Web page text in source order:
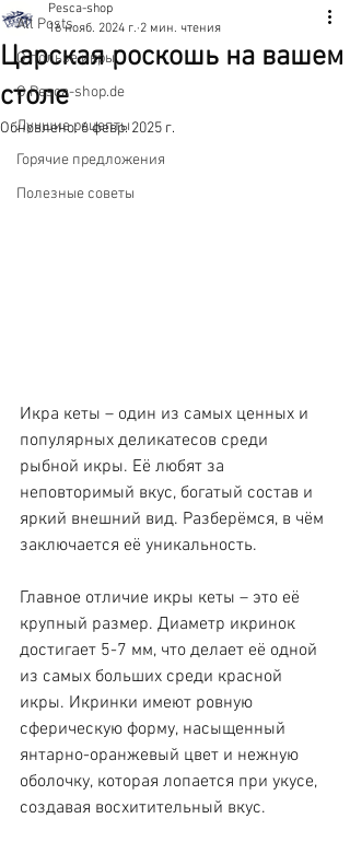
All Posts
О пользе икры
О Pesca-shop.de
Лучшие рецепты
Горячие предложения
Полезные советы
Царская роскошь на вашем
столе
Pesca-shop
16 нояб. 2024 г. 2 мин. чтения
Обновлено:6 февр. 2025 г.
Икра кеты – один из самых ценных и
популярных деликатесов среди
рыбной икры. Её любят за
неповторимый вкус, богатый состав и
яркий внешний вид. Разберёмся, в чём
заключается её уникальность.
Главное отличие икры кеты – это её
крупный размер. Диаметр икринок
достигает 5-7 мм, что делает её одной
из самых больших среди красной
икры. Икринки имеют ровную
сферическую форму, насыщенный
янтарно-оранжевый цвет и нежную
оболочку, которая лопается при укусе,
создавая восхитительный вкус.